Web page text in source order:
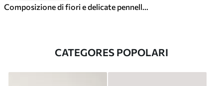
Composizione di fiori e delicate pennellate
CATEGORES POPOLARI